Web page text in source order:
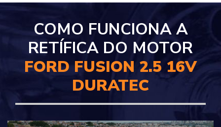
COMO FUNCIONA A
RETÍFICA DO MOTOR
FORD FUSION 2.5 16V
DURATEC